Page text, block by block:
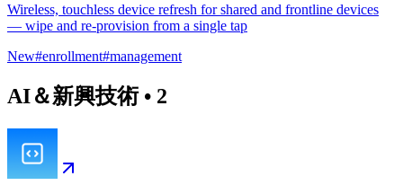
Wireless, touchless device refresh for shared and frontline devices
— wipe and re-provision from a single tap
New#enrollment#management
AI＆新興技術• 2